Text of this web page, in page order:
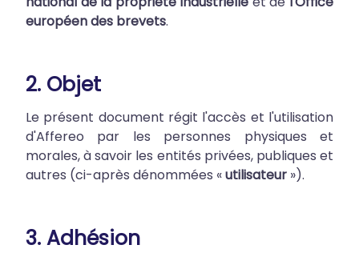
européen des brevets.
2. Objet
Le présent document régit l'accès et l'utilisation
d'Affereo par les personnes physiques et
morales, à savoir les entités privées, publiques et
autres (ci-après dénommées «utilisateur »).
3. Adhésion